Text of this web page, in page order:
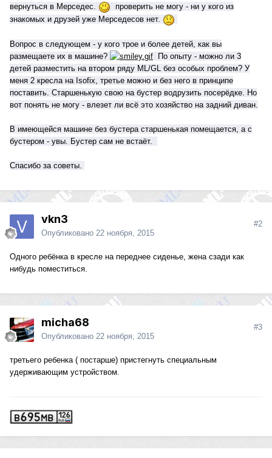
вернуться в Мерседес.
проверить не могу - ни у кого из
знакомых и друзей уже Мерседесов нет.
Вопрос в следующем - у кого трое и более детей, как вы
размещаете их в машине?
По опыту - можно ли 3
детей разместить на втором ряду ML/GL без особых проблем? У
меня 2 кресла на Isofix, третье можно и без него в принципе
поставить. Старшенькую свою на бустер водрузить посерёдке. Но
вот понять не могу - влезет ли всё это хозяйство на задний диван.
В имеющейся машине без бустера старшенькая помещается, а с
бустером - увы. Бустер сам не встаёт.
Спасибо за советы.
vkn3
Опубликовано 22 ноября, 2015
#2
Одного ребёнка в кресле на переднее сиденье, жена сзади как
нибудь поместиться.
micha68
Опубликовано 22 ноября, 2015
#3
третьего ребенка ( постарше) пристегнуть специальным
удерживающим устройством.